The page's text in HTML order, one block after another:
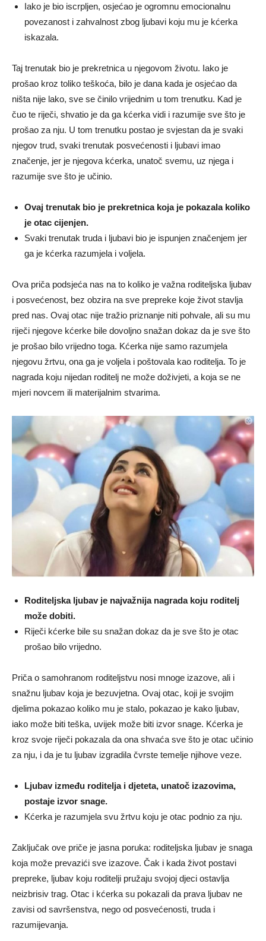
Iako je bio iscrpljen, osjećao je ogromnu emocionalnu
povezanost i zahvalnost zbog ljubavi koju mu je kćerka
iskazala.
Taj trenutak bio je prekretnica u njegovom životu. Iako je
prošao kroz toliko teškoća, bilo je dana kada je osjećao da
ništa nije lako, sve se činilo vrijednim u tom trenutku. Kad je
čuo te riječi, shvatio je da ga kćerka vidi i razumije sve što je
prošao za nju. U tom trenutku postao je svjestan da je svaki
njegov trud, svaki trenutak posvećenosti i ljubavi imao
značenje, jer je njegova kćerka, unatoč svemu, uz njega i
razumije sve što je učinio.
Ovaj trenutak bio je prekretnica koja je pokazala koliko
je otac cijenjen.
Svaki trenutak truda i ljubavi bio je ispunjen značenjem jer
ga je kćerka razumjela i voljela.
Ova priča podsjeća nas na to koliko je važna roditeljska ljubav
i posvećenost, bez obzira na sve prepreke koje život stavlja
pred nas. Ovaj otac nije tražio priznanje niti pohvale, ali su mu
riječi njegove kćerke bile dovoljno snažan dokaz da je sve što
je prošao bilo vrijedno toga. Kćerka nije samo razumjela
njegovu žrtvu, ona ga je voljela i poštovala kao roditelja. To je
nagrada koju nijedan roditelj ne može doživjeti, a koja se ne
mjeri novcem ili materijalnim stvarima.
Roditeljska ljubav je najvažnija nagrada koju roditelj
može dobiti.
Riječi kćerke bile su snažan dokaz da je sve što je otac
prošao bilo vrijedno.
Priča o samohranom roditeljstvu nosi mnoge izazove, ali i
snažnu ljubav koja je bezuvjetna. Ovaj otac, koji je svojim
djelima pokazao koliko mu je stalo, pokazao je kako ljubav,
iako može biti teška, uvijek može biti izvor snage. Kćerka je
kroz svoje riječi pokazala da ona shvaća sve što je otac učinio
za nju, i da je tu ljubav izgradila čvrste temelje njihove veze.
Ljubav između roditelja i djeteta, unatoč izazovima,
postaje izvor snage.
Kćerka je razumjela svu žrtvu koju je otac podnio za nju.
Zaključak ove priče je jasna poruka: roditeljska ljubav je snaga
koja može prevazići sve izazove. Čak i kada život postavi
prepreke, ljubav koju roditelji pružaju svojoj djeci ostavlja
neizbrisiv trag. Otac i kćerka su pokazali da prava ljubav ne
zavisi od savršenstva, nego od posvećenosti, truda i
razumijevanja.